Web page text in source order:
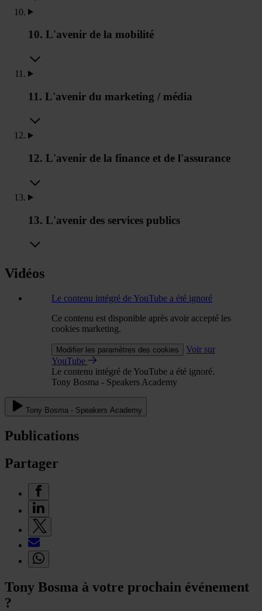
10. L'avenir de la mobilité
11. L'avenir du marketing / média
12. L'avenir de la finance et de l'assurance
13. L'avenir des services publics
Vidéos
Le contenu intégré de YouTube a été ignoré
Ce contenu est disponible après avoir accepté les
cookies marketing.
Modifier les paramètres des cookies
Voir sur
YouTube
Le contenu intégré de YouTube a été ignoré.
Tony Bosma - Speakers Academy
Tony Bosma - Speakers Academy
Publications
Partager
Tony Bosma à votre prochain événement
?